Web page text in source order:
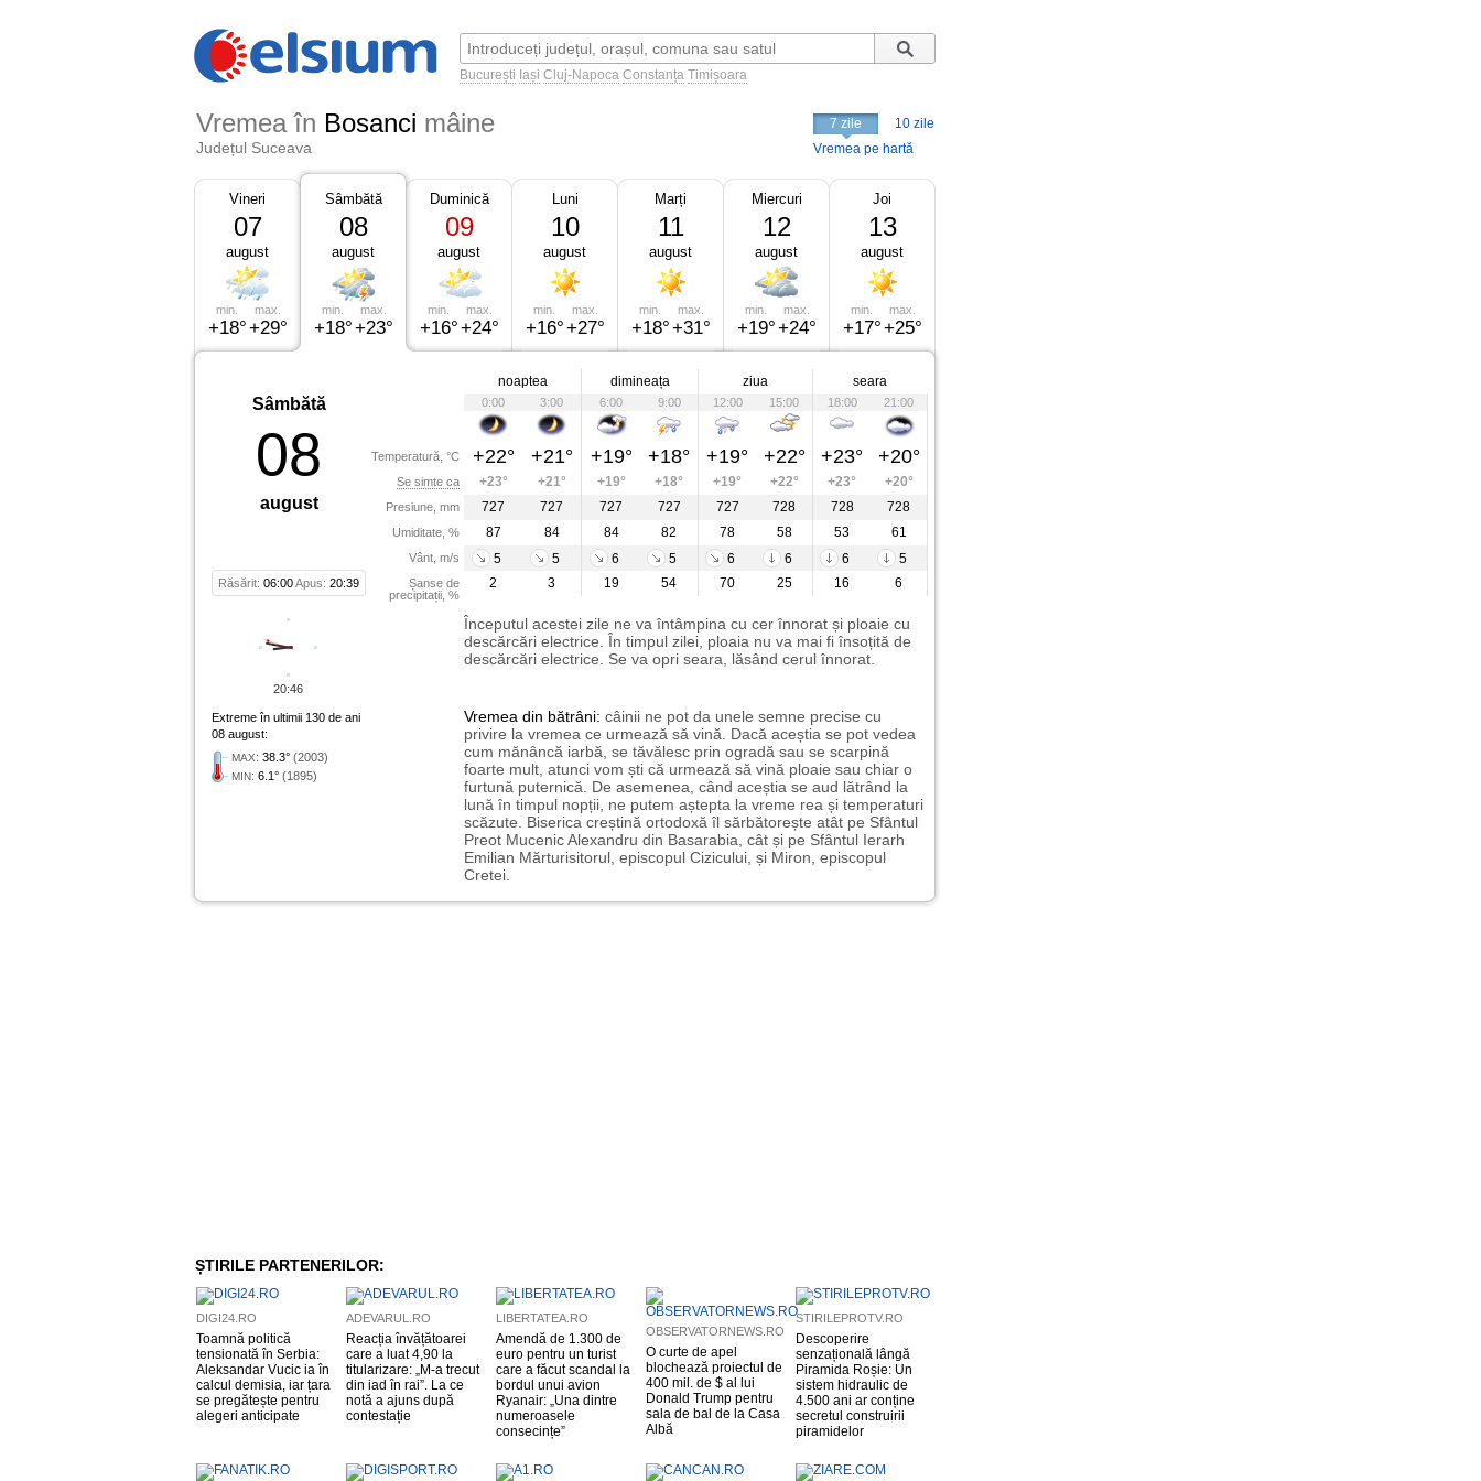
București Iași Cluj-Napoca Constanța Timișoara
Vremea în Bosanci mâine
Județul Suceava
7 zile
10 zile
Vremea pe hartă
Vineri
07
august
min.
+18°
max.
+29°
Sâmbătă
08
august
min.
+18°
max.
+23°
Duminică
09
august
min.
+16°
max.
+24°
Luni
10
august
min.
+16°
max.
+27°
Marți
11
august
min.
+18°
max.
+31°
Miercuri
12
august
min.
+19°
max.
+24°
Joi
13
august
min.
+17°
max.
+25°
Sâmbătă
08
august
Răsărit: 06:00Apus: 20:39
Temperatură, °C
Se simte ca
Presiune, mm
Umiditate, %
Vânt, m/s
Șanse de
precipitații, %
noaptea dimineața ziua seara
0:00 3:00 6:00 9:00 12:00 15:00 18:00 21:00
+22° +21° +19° +18° +19° +22° +23° +20°
+23° +21° +19° +18° +19° +22° +23°
+20°
727
727 727 727 727 728 728
728
87
84 84 82 78 58 53
61
5
5 6 5 6 6 6
5
2
3 19 54 70 25 16 6
Începutul acestei zile ne va întâmpina cu cer înnorat și ploaie cu
descărcări electrice. În timpul zilei, ploaia nu va mai fi însoțită de
descărcări electrice. Se va opri seara, lăsând cerul înnorat.
Extreme în ultimii 130 de ani
08 august:
MAX: 38.3° (2003)
MIN: 6.1° (1895)
Vremea din bătrâni: câinii ne pot da unele semne precise cu
privire la vremea ce urmează să vină. Dacă aceștia se pot vedea
cum mănâncă iarbă, se tăvălesc prin ogradă sau se scarpină
foarte mult, atunci vom ști că urmează să vină ploaie sau chiar o
furtună puternică. De asemenea, când aceștia se aud lătrând la
lună în timpul nopții, ne putem aștepta la vreme rea și temperaturi
scăzute. Biserica creștină ortodoxă îl sărbătorește atât pe Sfântul
Preot Mucenic Alexandru din Basarabia, cât și pe Sfântul Ierarh
Emilian Mărturisitorul, episcopul Cizicului, și Miron, episcopul
Cretei.
20:46
ȘTIRILE PARTENERILOR:
DIGI24.RO
Toamnă politică
tensionată în Serbia:
Aleksandar Vucic ia în
calcul demisia, iar țara
se pregătește pentru
alegeri anticipate
ADEVARUL.RO
Reacția învățătoarei
care a luat 4,90 la
titularizare: „M-a trecut
din iad în rai”. La ce
notă a ajuns după
contestație
LIBERTATEA.RO
Amendă de 1.300 de
euro pentru un turist
care a făcut scandal la
bordul unui avion
Ryanair: „Una dintre
numeroasele
consecințe”
OBSERVATORNEWS.RO
O curte de apel
blochează proiectul de
400 mil. de $ al lui
Donald Trump pentru
sala de bal de la Casa
Albă
STIRILEPROTV.RO
Descoperire
senzațională lângă
Piramida Roșie: Un
sistem hidraulic de
4.500 ani ar conține
secretul construirii
piramidelor